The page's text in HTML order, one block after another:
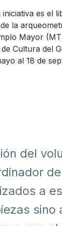
es el
la
Mayor
Cultura del
al 18 de
del
a